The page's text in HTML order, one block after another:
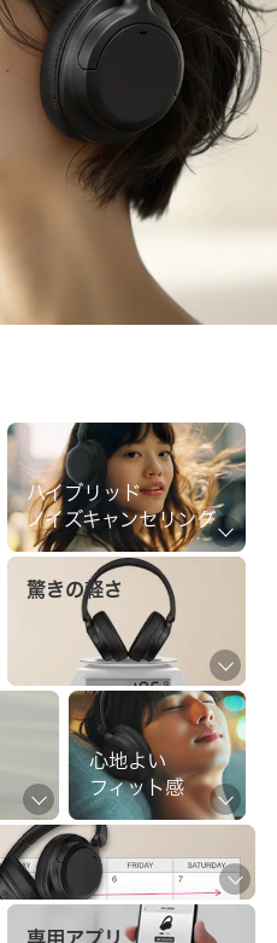
ハイブリッド
ノイズキャンセリング
驚きの軽さ
心地よい
フィット感
専用アプリ